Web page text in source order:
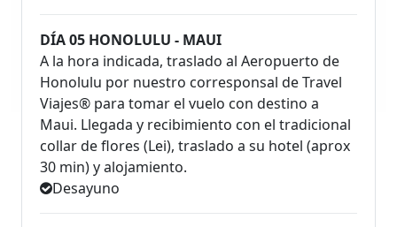
DÍA 05 HONOLULU - MAUI
A la hora indicada, traslado al Aeropuerto de
Honolulu por nuestro corresponsal de Travel
Viajes® para tomar el vuelo con destino a
Maui. Llegada y recibimiento con el tradicional
collar de flores (Lei), traslado a su hotel (aprox
30 min) y alojamiento.
Desayuno